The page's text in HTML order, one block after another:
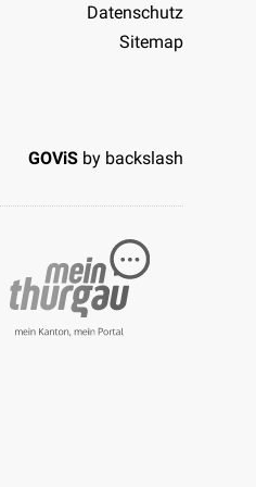
Datenschutz
Sitemap
GOViSby backslash